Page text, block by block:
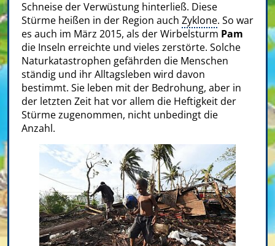
Schneise der Verwüstung hinterließ. Diese
Stürme heißen in der Region auch Zyklone. So war
es auch im März 2015, als der Wirbelsturm Pam
die Inseln erreichte und vieles zerstörte. Solche
Naturkatastrophen gefährden die Menschen
ständig und ihr Alltagsleben wird davon
bestimmt. Sie leben mit der Bedrohung, aber in
der letzten Zeit hat vor allem die Heftigkeit der
Stürme zugenommen, nicht unbedingt die
Anzahl.